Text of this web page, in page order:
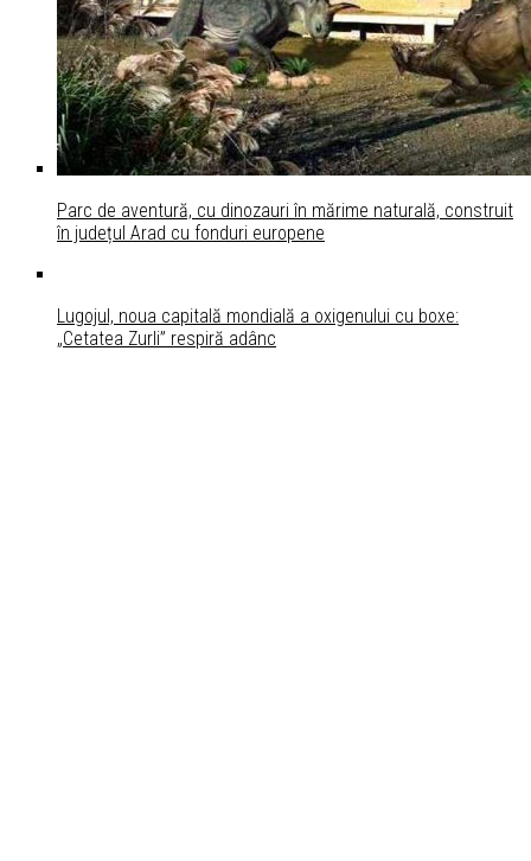
Parc de aventură, cu dinozauri în mărime naturală, construit
în județul Arad cu fonduri europene
Lugojul, noua capitală mondială a oxigenului cu boxe:
„Cetatea Zurli” respiră adânc